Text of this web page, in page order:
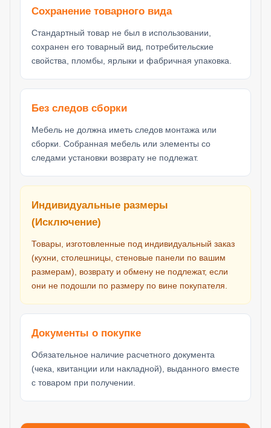
Сохранение товарного вида
Стандартный товар не был в использовании,
сохранен его товарный вид, потребительские
свойства, пломбы, ярлыки и фабричная упаковка.
Без следов сборки
Мебель не должна иметь следов монтажа или
сборки. Собранная мебель или элементы со
следами установки возврату не подлежат.
Индивидуальные размеры
(Исключение)
Товары, изготовленные под индивидуальный заказ
(кухни, столешницы, стеновые панели по вашим
размерам), возврату и обмену не подлежат, если
они не подошли по размеру по вине покупателя.
Документы о покупке
Обязательное наличие расчетного документа
(чека, квитанции или накладной), выданного вместе
с товаром при получении.